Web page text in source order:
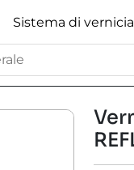
Sistema di